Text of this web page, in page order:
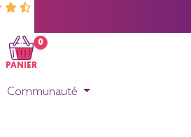
0
PANIER
Communauté